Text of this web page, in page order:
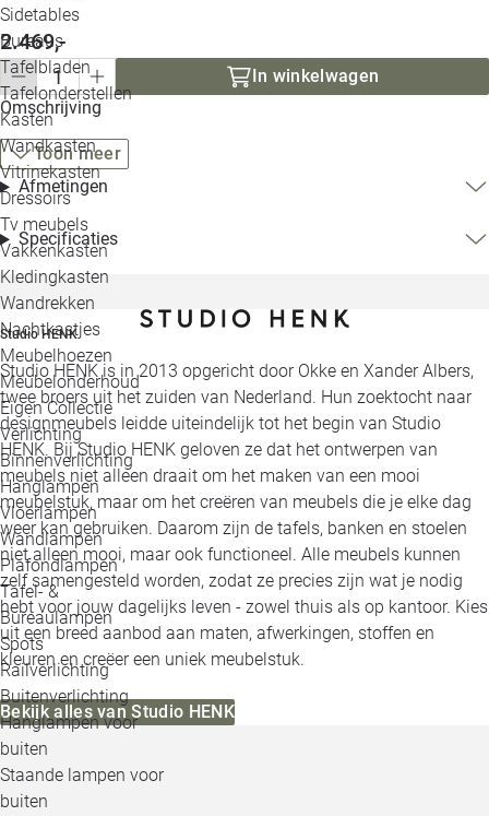
Sidetables
Bureaus
Tafelbladen
Tafelonderstellen
Kasten
Wandkasten
Vitrinekasten
Dressoirs
Tv meubels
Vakkenkasten
Kledingkasten
Wandrekken
Nachtkastjes
Meubelhoezen
Meubelonderhoud
Eigen Collectie
Verlichting
Binnenverlichting
Hanglampen
Vloerlampen
Wandlampen
Plafondlampen
Tafel- &
Bureaulampen
Spots
Railverlichting
Buitenverlichting
Hanglampen voor
buiten
Staande lampen voor
buiten
2.469,-
In winkelwagen
Omschrijving
Toon meer
Afmetingen
Specificaties
Studio HENK
Studio HENK is in 2013 opgericht door Okke en Xander Albers,
twee broers uit het zuiden van Nederland. Hun zoektocht naar
designmeubels leidde uiteindelijk tot het begin van Studio
HENK. Bij Studio HENK geloven ze dat het ontwerpen van
meubels niet alleen draait om het maken van een mooi
meubelstuk, maar om het creëren van meubels die je elke dag
weer kan gebruiken. Daarom zijn de tafels, banken en stoelen
niet alleen mooi, maar ook functioneel. Alle meubels kunnen
zelf samengesteld worden, zodat ze precies zijn wat je nodig
hebt voor jouw dagelijks leven - zowel thuis als op kantoor. Kies
uit een breed aanbod aan maten, afwerkingen, stoffen en
kleuren en creëer een uniek meubelstuk.
Bekijk alles van Studio HENK